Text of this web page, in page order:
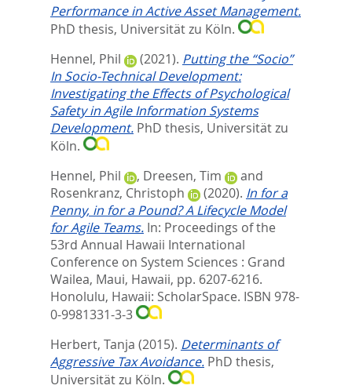
Performance in Active Asset Management.
PhD thesis, Universität zu Köln.
Hennel, Phil
(2021). Putting the “Socio”
In Socio-Technical Development:
Investigating the Effects of Psychological
Safety in Agile Information Systems
Development. PhD thesis, Universität zu
Köln.
Hennel, Phil
, Dreesen, Tim
and
Rosenkranz, Christoph
(2020). In for a
Penny, in for a Pound? A Lifecycle Model
for Agile Teams. In: Proceedings of the
53rd Annual Hawaii International
Conference on System Sciences : Grand
Wailea, Maui, Hawaii, pp. 6207-6216.
Honolulu, Hawaii: ScholarSpace. ISBN 978-
0-9981331-3-3
Herbert, Tanja (2015). Determinants of
Aggressive Tax Avoidance. PhD thesis,
Universität zu Köln.